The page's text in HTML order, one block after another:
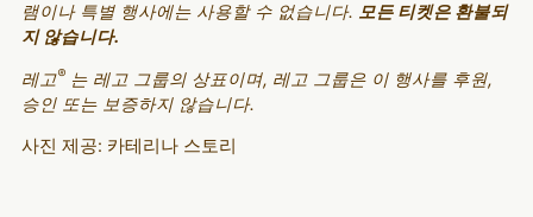
램이나 특별 행사에는 사용할 수 없습니다. 모든 티켓은 환불되
지 않습니다.
레고®는 레고 그룹의 상표이며, 레고 그룹은 이 행사를 후원,
승인 또는 보증하지 않습니다.
사진 제공: 카테리나 스토리